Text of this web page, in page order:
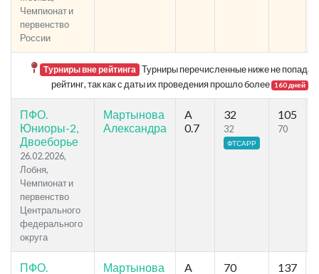
Чемпионат и
первенство
России
Турниры вне рейтинга Турниры перечисленные ниже не
рейтинг, так как с даты их проведения прошло более 160 дней .
ПФО.
Юниоры-2,
Двоеборье
26.02.2026,
Лобня,
Чемпионат и
первенство
Центрального
федерального
округа
Мартынова
Александра
A
0.7
32
32
ФТСАРР
105
70
ПФО. Мартынова A 70 137